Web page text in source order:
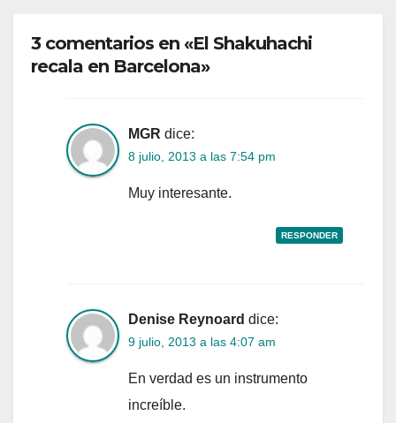
3 comentarios en «El Shakuhachi
recala en Barcelona»
MGR dice:
8 julio, 2013 a las 7:54 pm
Muy interesante.
RESPONDER
Denise Reynoard dice:
9 julio, 2013 a las 4:07 am
En verdad es un instrumento
increíble.